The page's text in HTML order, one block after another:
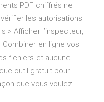
PDF chiffrés ne
les autorisations
> Afficher l’inspecteur,
en ligne vos
fichiers et aucune
outil gratuit pour
que vous voulez.